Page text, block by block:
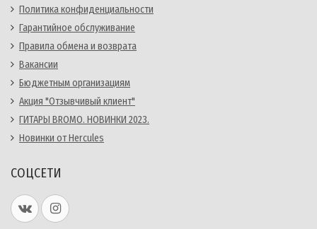
Политика конфиденциальности
Гарантийное обслуживание
Правила обмена и возврата
Вакансии
Бюджетным организациям
Акция "Отзывчивый клиент"
ГИТАРЫ BROMO. НОВИНКИ 2023.
Новинки от Hercules
СОЦСЕТИ